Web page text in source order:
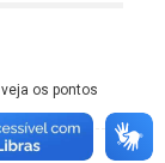
os pontos